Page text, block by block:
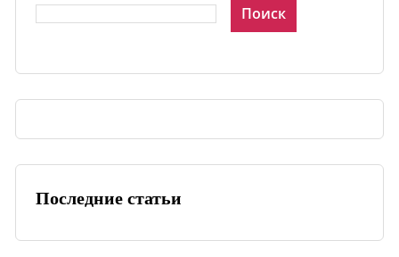
Поиск
Последние статьи